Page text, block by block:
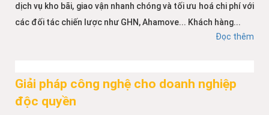
dịch vụ kho bãi, giao vận nhanh chóng và tối ưu hoá chi phí với
các đối tác chiến lược như GHN, Ahamove... Khách hàng...
Đọc thêm
Giải pháp công nghệ cho doanh nghiệp
độc quyền